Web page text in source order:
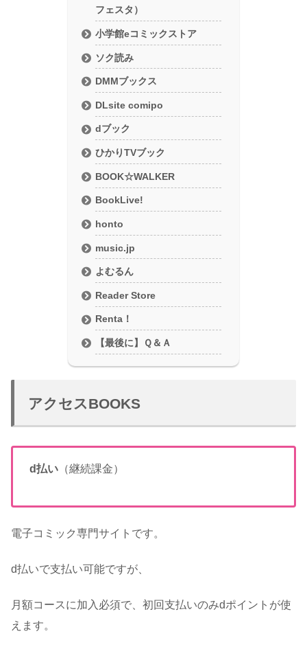
フェスタ）
小学館eコミックストア
ソク読み
DMMブックス
DLsite comipo
dブック
ひかりTVブック
BOOK☆WALKER
BookLive!
honto
music.jp
よむるん
Reader Store
Renta！
【最後に】Ｑ＆Ａ
アクセスBOOKS
d払い （継続課金）
電子コミック専門サイトです。
d払いで支払い可能ですが、
月額コースに加入必須で、初回支払いのみdポイントが使
えます。